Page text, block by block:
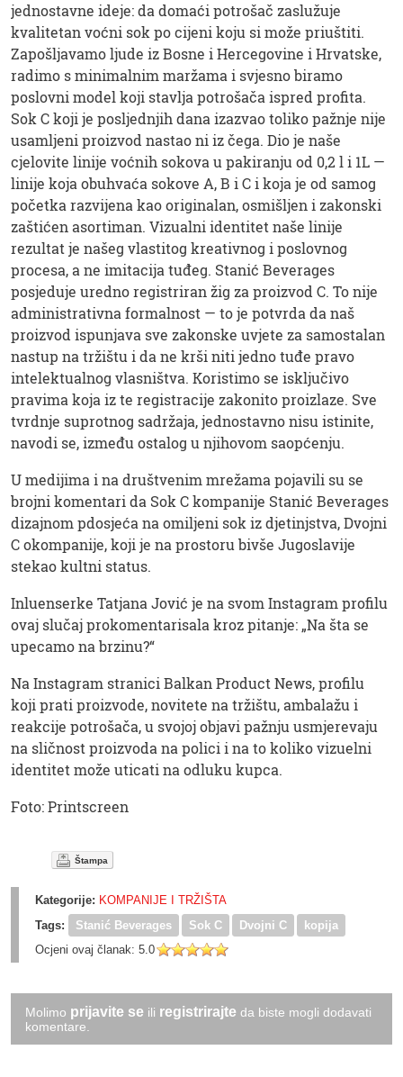
jednostavne ideje: da domaći potrošač zaslužuje
kvalitetan voćni sok po cijeni koju si može priuštiti.
Zapošljavamo ljude iz Bosne i Hercegovine i Hrvatske,
radimo s minimalnim maržama i svjesno biramo
poslovni model koji stavlja potrošača ispred profita.
Sok C koji je posljednjih dana izazvao toliko pažnje nije
usamljeni proizvod nastao ni iz čega. Dio je naše
cjelovite linije voćnih sokova u pakiranju od 0,2 l i 1L —
linije koja obuhvaća sokove A, B i C i koja je od samog
početka razvijena kao originalan, osmišljen i zakonski
zaštićen asortiman. Vizualni identitet naše linije
rezultat je našeg vlastitog kreativnog i poslovnog
procesa, a ne imitacija tuđeg. Stanić Beverages
posjeduje uredno registriran žig za proizvod C. To nije
administrativna formalnost — to je potvrda da naš
proizvod ispunjava sve zakonske uvjete za samostalan
nastup na tržištu i da ne krši niti jedno tuđe pravo
intelektualnog vlasništva. Koristimo se isključivo
pravima koja iz te registracije zakonito proizlaze. Sve
tvrdnje suprotnog sadržaja, jednostavno nisu istinite,
navodi se, između ostalog u njihovom saopćenju.
U medijima i na društvenim mrežama pojavili su se
brojni komentari da Sok C kompanije Stanić Beverages
dizajnom pdosjeća na omiljeni sok iz djetinjstva, Dvojni
C okompanije, koji je na prostoru bivše Jugoslavije
stekao kultni status.
Inluenserke Tatjana Jović je na svom Instagram profilu
ovaj slučaj prokomentarisala kroz pitanje: „Na šta se
upecamo na brzinu?“
Na Instagram stranici Balkan Product News, profilu
koji prati proizvode, novitete na tržištu, ambalažu i
reakcije potrošača, u svojoj objavi pažnju usmjerevaju
na sličnost proizvoda na polici i na to koliko vizuelni
identitet može uticati na odluku kupca.
Foto: Printscreen
Štampa
Kategorije: KOMPANIJE I TRŽIŠTA
Tags:
Stanić Beverages Sok C Dvojni C
kopija
Ocjeni ovaj članak: 5.0
Molimo prijavite se ili registrirajte da biste mogli dodavati
komentare.